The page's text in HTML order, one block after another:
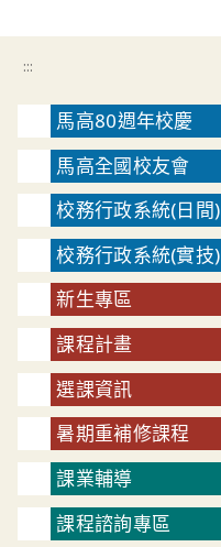
:::
馬高80週年校慶
馬高全國校友會
校務行政系統(日間)
校務行政系統(實技)
新生專區
課程計畫
選課資訊
暑期重補修課程
課業輔導
課程諮詢專區